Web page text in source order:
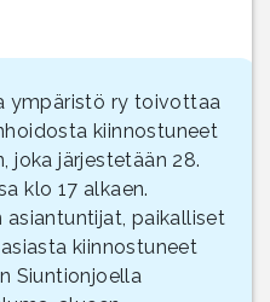
ympäristö ry toivottaa
kiinnostuneet
joka järjestetään 28.
klo 17 alkaen.
paikalliset
kiinnostuneet
Siuntionjoella